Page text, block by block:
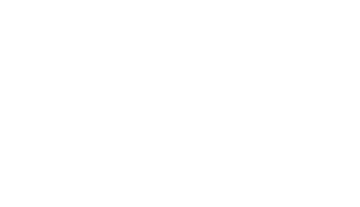
sporech.